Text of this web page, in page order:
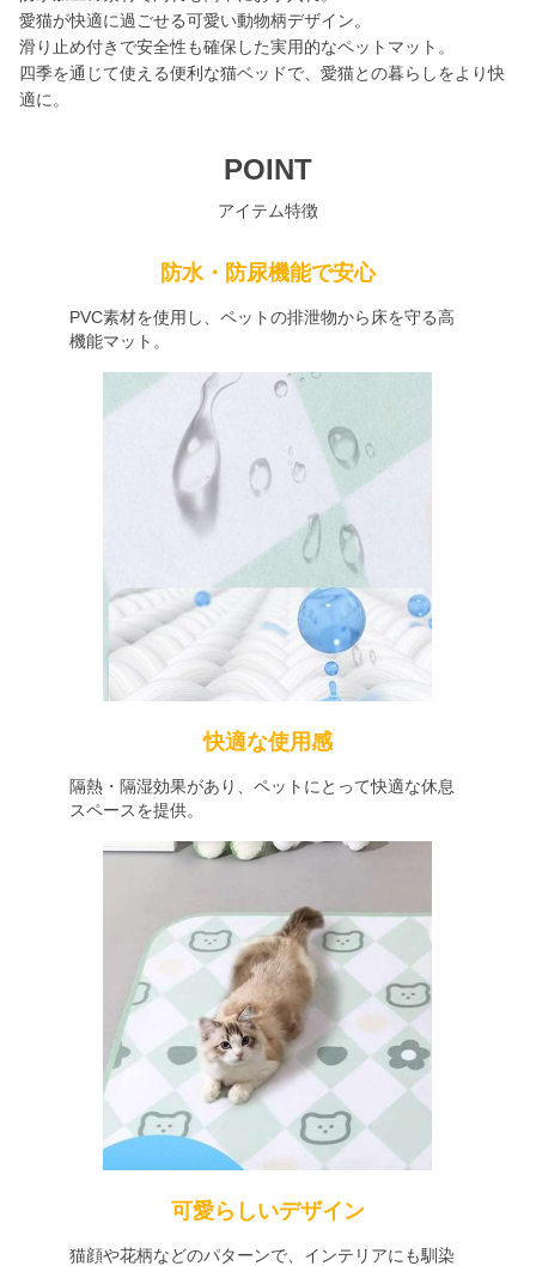
愛猫が快適に過ごせる可愛い動物柄デザイン。
滑り止め付きで安全性も確保した実用的なペットマット。
四季を通じて使える便利な猫ベッドで、愛猫との暮らしをより快
適に。
POINT
アイテム特徴
防水・防尿機能で安心
PVC素材を使用し、ペットの排泄物から床を守る高
機能マット。
快適な使用感
隔熱・隔湿効果があり、ペットにとって快適な休息
スペースを提供。
可愛らしいデザイン
猫顔や花柄などのパターンで、インテリアにも馴染